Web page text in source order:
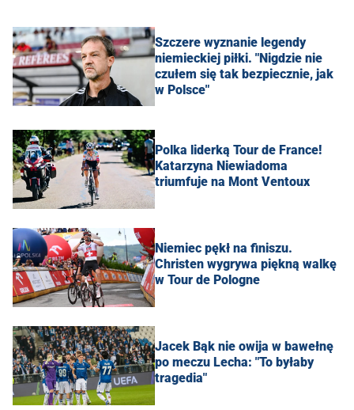
Szczere wyznanie legendy
niemieckiej piłki. "Nigdzie nie
czułem się tak bezpiecznie, jak
w Polsce"
Polka liderką Tour de France!
Katarzyna Niewiadoma
triumfuje na Mont Ventoux
Niemiec pękł na finiszu.
Christen wygrywa piękną walkę
w Tour de Pologne
Jacek Bąk nie owija w bawełnę
po meczu Lecha: "To byłaby
tragedia"